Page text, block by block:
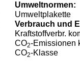
Umweltnormen:
Umweltplakette
Verbrauch und
Kraftstoffverbr.
CO2-Emissionen
CO2-Klasse